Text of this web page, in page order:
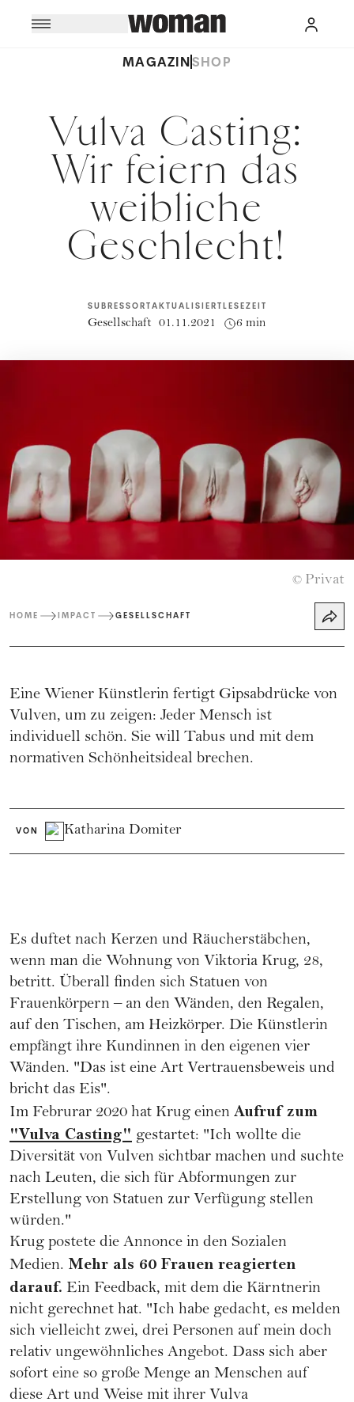
MAGAZINSHOP
Vulva Casting:
Wir feiern das
weibliche
Geschlecht!
SUBRESSORT
Gesellschaft
AKTUALISIERT
01.11.2021
LESEZEIT
6 min
© Privat
HOME IMPACT GESELLSCHAFT
Eine Wiener Künstlerin fertigt Gipsabdrücke von
Vulven, um zu zeigen: Jeder Mensch ist
individuell schön. Sie will Tabus und mit dem
normativen Schönheitsideal brechen.
VON Katharina Domiter
Es duftet nach Kerzen und Räucherstäbchen,
wenn man die Wohnung von Viktoria Krug, 28,
betritt. Überall finden sich Statuen von
Frauenkörpern – an den Wänden, den Regalen,
auf den Tischen, am Heizkörper. Die Künstlerin
empfängt ihre Kundinnen in den eigenen vier
Wänden. "Das ist eine Art Vertrauensbeweis und
bricht das Eis".
Im Februrar 2020 hat Krug einen Aufruf zum
"Vulva Casting" gestartet: "Ich wollte die
Diversität von Vulven sichtbar machen und suchte
nach Leuten, die sich für Abformungen zur
Erstellung von Statuen zur Verfügung stellen
würden."
Krug postete die Annonce in den Sozialen
Medien. Mehr als 60 Frauen reagierten
darauf. Ein Feedback, mit dem die Kärntnerin
nicht gerechnet hat. "Ich habe gedacht, es melden
sich vielleicht zwei, drei Personen auf mein doch
relativ ungewöhnliches Angebot. Dass sich aber
sofort eine so große Menge an Menschen auf
diese Art und Weise mit ihrer Vulva